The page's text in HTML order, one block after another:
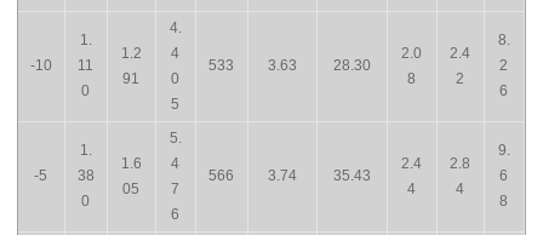
-10
1.
11
0
1.2
91
4.
4
0
5
533 3.63 28.30
2.0
8
2.4
2
8.
2
6
-5
1.
38
0
1.6
05
5.
4
7
6
566 3.74 35.43
2.4
4
2.8
4
9.
6
8